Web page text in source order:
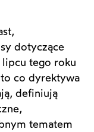
dotyczące
tego roku
co dyrektywa
definiują
tematem